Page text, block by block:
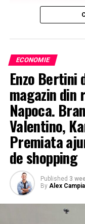
ECONOMIE
Enzo Bertini
magazin din
Napoca.
Valentino,
Premiata
de shopping
Published 3
By Alex